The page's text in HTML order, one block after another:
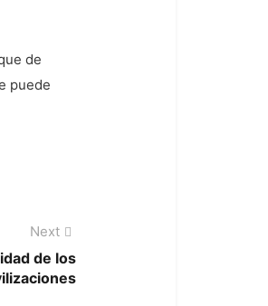
de
puede
Next
post:
de los